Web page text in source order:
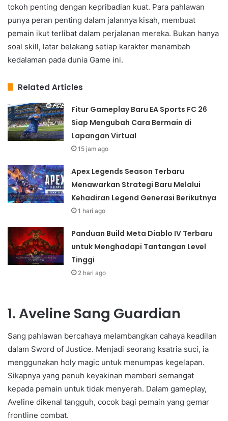
tokoh penting dengan kepribadian kuat. Para pahlawan
punya peran penting dalam jalannya kisah, membuat
pemain ikut terlibat dalam perjalanan mereka. Bukan hanya
soal skill, latar belakang setiap karakter menambah
kedalaman pada dunia Game ini.
Related Articles
Fitur Gameplay Baru EA Sports FC 26
Siap Mengubah Cara Bermain di
Lapangan Virtual
15 jam ago
Apex Legends Season Terbaru
Menawarkan Strategi Baru Melalui
Kehadiran Legend Generasi Berikutnya
1 hari ago
Panduan Build Meta Diablo IV Terbaru
untuk Menghadapi Tantangan Level
Tinggi
2 hari ago
1. Aveline Sang Guardian
Sang pahlawan bercahaya melambangkan cahaya keadilan
dalam Sword of Justice. Menjadi seorang ksatria suci, ia
menggunakan holy magic untuk menumpas kegelapan.
Sikapnya yang penuh keyakinan memberi semangat
kepada pemain untuk tidak menyerah. Dalam gameplay,
Aveline dikenal tangguh, cocok bagi pemain yang gemar
frontline combat.